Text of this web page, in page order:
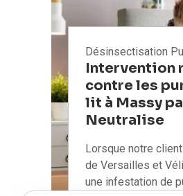
Désinsectisation
Intervention
contre les
lit à Massy
Neutralise
Lorsque notre
de Versailles et
une infestation de